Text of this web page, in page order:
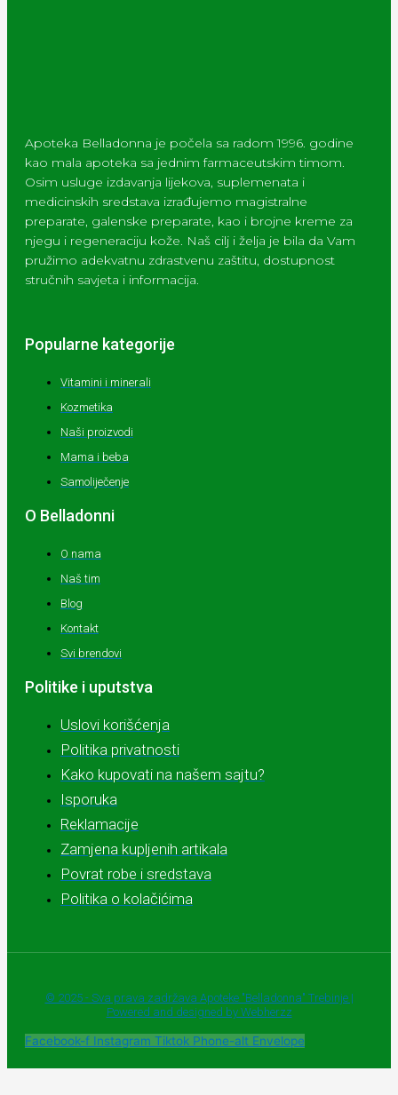
Apoteka Belladonna je počela sa radom 1996. godine
kao mala apoteka sa jednim farmaceutskim timom.
Osim usluge izdavanja lijekova, suplemenata i
medicinskih sredstava izrađujemo magistralne
preparate, galenske preparate, kao i brojne kreme za
njegu i regeneraciju kože. Naš cilj i želja je bila da Vam
pružimo adekvatnu zdrastvenu zaštitu, dostupnost
stručnih savjeta i informacija.
Popularne kategorije
Vitamini i minerali
Kozmetika
Naši proizvodi
Mama i beba
Samoliječenje
O Belladonni
O nama
Naš tim
Blog
Kontakt
Svi brendovi
Politike i uputstva
Uslovi korišćenja
Politika privatnosti
Kako kupovati na našem sajtu?
Isporuka
Reklamacije
Zamjena kupljenih artikala
Povrat robe i sredstava
Politika o kolačićima
© 2025 - Sva prava zadržava Apoteke "Belladonna" Trebinje |
Powered and designed by Webherzz
Facebook-f Instagram Tiktok Phone-alt Envelope